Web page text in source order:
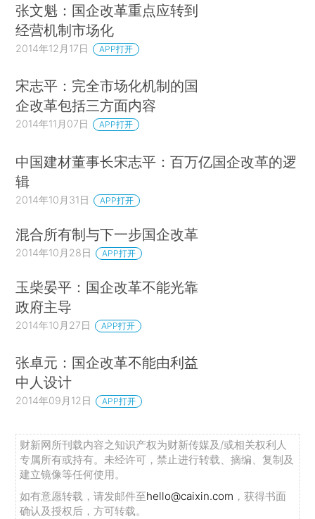
张文魁：国企改革重点应转到
经营机制市场化
2014年12月17日 APP打开
宋志平：完全市场化机制的国
企改革包括三方面内容
2014年11月07日 APP打开
中国建材董事长宋志平：百万亿国企改革的逻
辑
2014年10月31日 APP打开
混合所有制与下一步国企改革
2014年10月28日 APP打开
玉柴晏平：国企改革不能光靠
政府主导
2014年10月27日 APP打开
张卓元：国企改革不能由利益
中人设计
2014年09月12日 APP打开
财新网所刊载内容之知识产权为财新传媒及/或相关权利人
专属所有或持有。未经许可，禁止进行转载、摘编、复制及
建立镜像等任何使用。
如有意愿转载，请发邮件至hello@caixin.com ，获得书面
确认及授权后，方可转载。